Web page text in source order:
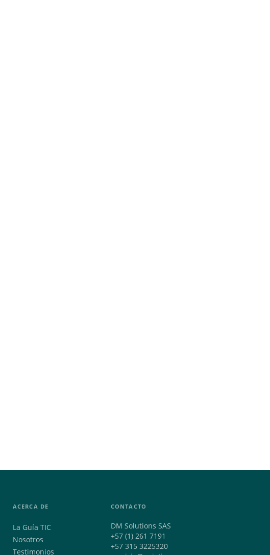
ACERCA DE
La Guía TIC
Nosotros
Testimonios
CONTACTO
DM Solutions SAS
+57 (1) 261 7191
+57 315 3225320